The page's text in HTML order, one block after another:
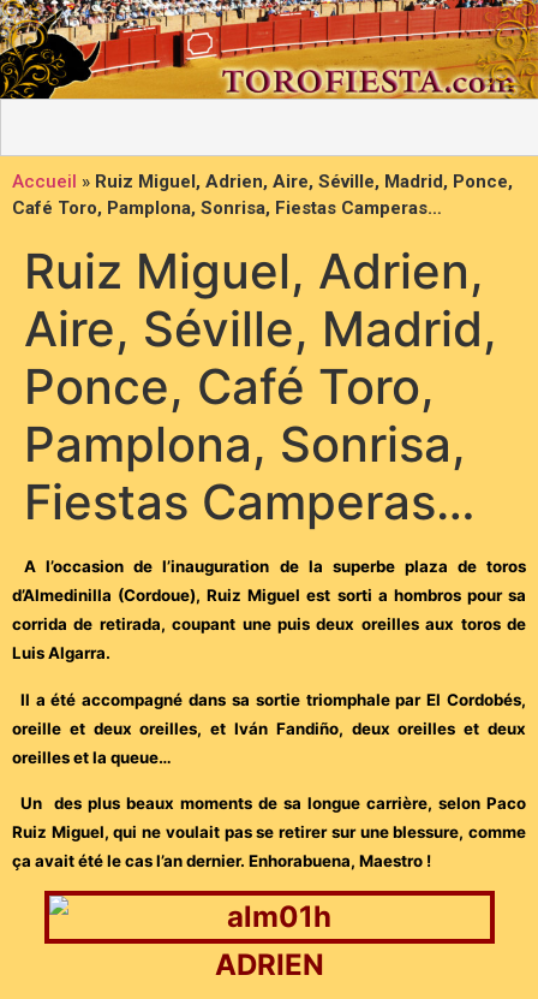
Accueil » Ruiz Miguel, Adrien, Aire, Séville, Madrid, Ponce,
Café Toro, Pamplona, Sonrisa, Fiestas Camperas…
Ruiz Miguel, Adrien,
Aire, Séville, Madrid,
Ponce, Café Toro,
Pamplona, Sonrisa,
Fiestas Camperas…
A l’occasion de l’inauguration de la superbe plaza de toros
d’Almedinilla (Cordoue), Ruiz Miguel est sorti a hombros pour sa
corrida de retirada, coupant une puis deux oreilles aux toros de
Luis Algarra.
Il a été accompagné dans sa sortie triomphale par El Cordobés,
oreille et deux oreilles, et Iván Fandiño, deux oreilles et deux
oreilles et la queue…
Un des plus beaux moments de sa longue carrière, selon Paco
Ruiz Miguel, qui ne voulait pas se retirer sur une blessure, comme
ça avait été le cas l’an dernier. Enhorabuena, Maestro !
ADRIEN